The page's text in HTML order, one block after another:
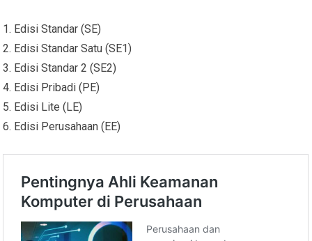
1. Edisi Standar (SE)
2. Edisi Standar Satu (SE1)
3. Edisi Standar 2 (SE2)
4. Edisi Pribadi (PE)
5. Edisi Lite (LE)
6. Edisi Perusahaan (EE)